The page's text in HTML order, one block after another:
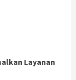
Layanan